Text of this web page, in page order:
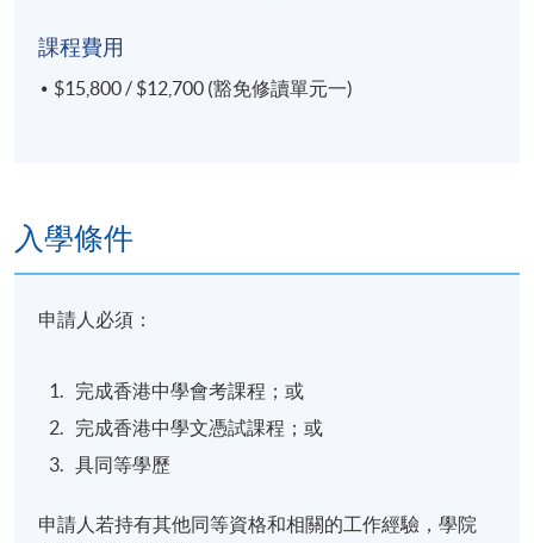
課程費用
$15,800 / $12,700 (豁免修讀單元一)
入學條件
申請人必須：
完成香港中學會考課程；或
完成香港中學文憑試課程；或
具同等學歷
申請人若持有其他同等資格和相關的工作經驗，學院